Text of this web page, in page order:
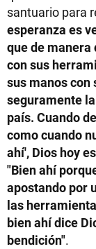
santuario para
esperanza es
que de
con sus
sus manos
seguramente
país. Cuando
como cuando
ahí', Dios hoy
"Bien ahí
apostando por
las
bien ahí dice
bendición".